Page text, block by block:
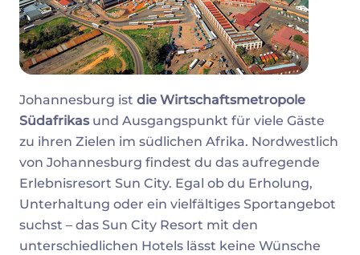
Johannesburg ist die Wirtschaftsmetropole
Südafrikasund Ausgangspunkt für viele Gäste
zu ihren Zielen im südlichen Afrika. Nordwestlich
von Johannesburg findest du das aufregende
Erlebnisresort Sun City. Egal ob du Erholung,
Unterhaltung oder ein vielfältiges Sportangebot
suchst – das Sun City Resort mit den
unterschiedlichen Hotels lässt keine Wünsche